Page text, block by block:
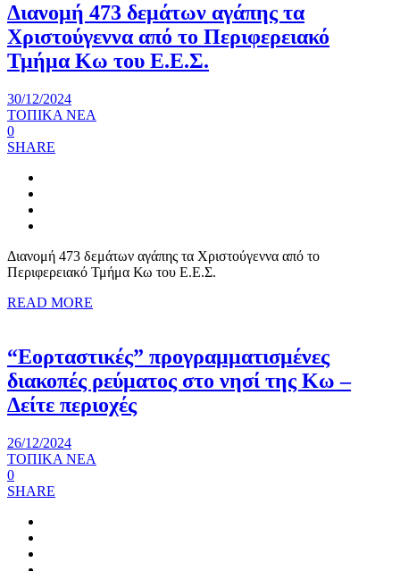
Διανομή 473 δεμάτων αγάπης τα
Χριστούγεννα από το Περιφερειακό
Τμήμα Κω του Ε.Ε.Σ.
30/12/2024
ΤΟΠΙΚΑ ΝΕΑ
0
SHARE
Διανομή 473 δεμάτων αγάπης τα Χριστούγεννα από το
Περιφερειακό Τμήμα Κω του Ε.Ε.Σ.
READ MORE
“Εορταστικές” προγραμματισμένες
διακοπές ρεύματος στο νησί της Κω –
Δείτε περιοχές
26/12/2024
ΤΟΠΙΚΑ ΝΕΑ
0
SHARE